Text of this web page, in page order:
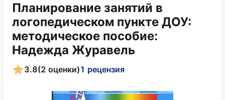
Планирование занятий в
логопедическом пункте ДОУ:
методическое пособие:
Надежда Журавель
3.8(2 оценки)1 рецензия